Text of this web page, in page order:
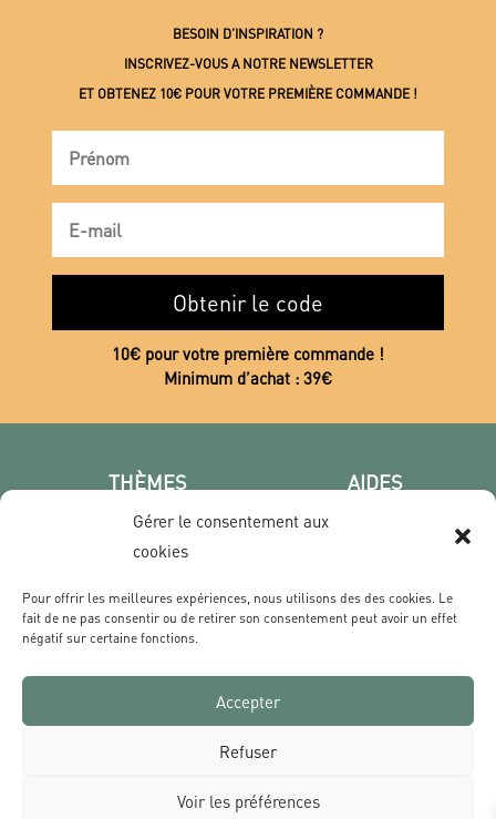
Gérer le consentement aux
cookies
Pour offrir les meilleures expériences, nous utilisons des des cookies. Le
fait de ne pas consentir ou de retirer son consentement peut avoir un effet
négatif sur certaine fonctions.
Accepter
Refuser
Voir les préférences
BESOIN D’INSPIRATION ?
INSCRIVEZ-VOUS A NOTRE NEWSLETTER
ET OBTENEZ 10€ POUR VOTRE PREMIÈRE COMMANDE !
Obtenir le code
10€ pour votre première commande !
Minimum d’achat : 39€
THÈMES
Poster photo
Les villes
Film & Série
AIDES
Qui sommes nous ?
Livraisons & Retours